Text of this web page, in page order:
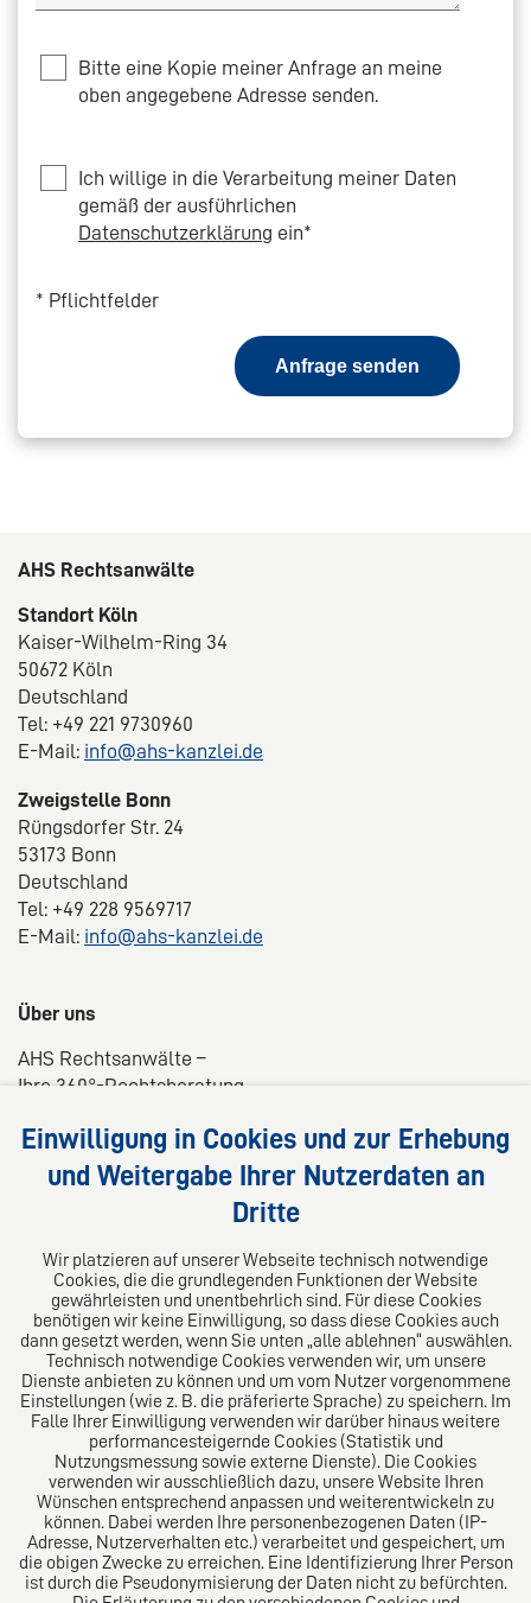
Bitte eine Kopie meiner Anfrage an meine
oben angegebene Adresse senden.
PrivacyIch willige in die Verarbeitung meiner Daten
gemäß der ausführlichen
Datenschutzerklärung ein*
* Pflichtfelder
Anfrage senden
AHS Rechtsanwälte
Standort Köln
Kaiser-Wilhelm-Ring 34
50672 Köln
Deutschland
Tel: +49 221 9730960
E-Mail: info@ahs-kanzlei.de
Zweigstelle Bonn
Rüngsdorfer Str. 24
53173 Bonn
Deutschland
Tel: +49 228 9569717
E-Mail: info@ahs-kanzlei.de
Über uns
AHS Rechtsanwälte –
Ihre 360°-Rechtsberatung
praxisnahe Lösungen für Ihre Rechtsfragen.
Das europäische Kanzlei-Netzwerk
Einwilligung in Cookies und zur Erhebung
und Weitergabe Ihrer Nutzerdaten an
Dritte
Wir platzieren auf unserer Webseite technisch notwendige
Cookies, die die grundlegenden Funktionen der Website
gewährleisten und unentbehrlich sind. Für diese Cookies
benötigen wir keine Einwilligung, so dass diese Cookies auch
dann gesetzt werden, wenn Sie unten „alle ablehnen“ auswählen.
Technisch notwendige Cookies verwenden wir, um unsere
Dienste anbieten zu können und um vom Nutzer vorgenommene
Einstellungen (wie z. B. die präferierte Sprache) zu speichern. Im
Falle Ihrer Einwilligung verwenden wir darüber hinaus weitere
performancesteigernde Cookies (Statistik und
Nutzungsmessung sowie externe Dienste). Die Cookies
verwenden wir ausschließlich dazu, unsere Website Ihren
Wünschen entsprechend anpassen und weiterentwickeln zu
können. Dabei werden Ihre personenbezogenen Daten (IP-
Adresse, Nutzerverhalten etc.) verarbeitet und gespeichert, um
die obigen Zwecke zu erreichen. Eine Identifizierung Ihrer Person
ist durch die Pseudonymisierung der Daten nicht zu befürchten.